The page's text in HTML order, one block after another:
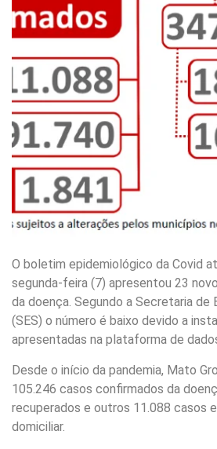
O boletim epidemiológico da Covid
segunda-feira (7) apresentou 23
da doença. Segundo a Secretaria de
(SES) o número é baixo devido a
apresentadas na plataforma de
Desde o início da pandemia, Mato
105.246 casos confirmados da
recuperados e outros 11.088 casos
domiciliar.